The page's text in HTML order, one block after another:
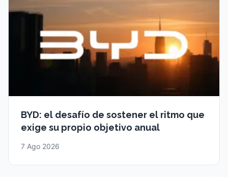
BYD: el desafío de sostener el ritmo que
exige su propio objetivo anual
7 Ago 2026